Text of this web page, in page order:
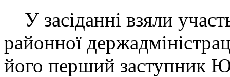
У засіданні взяли
районної
його перший заступник